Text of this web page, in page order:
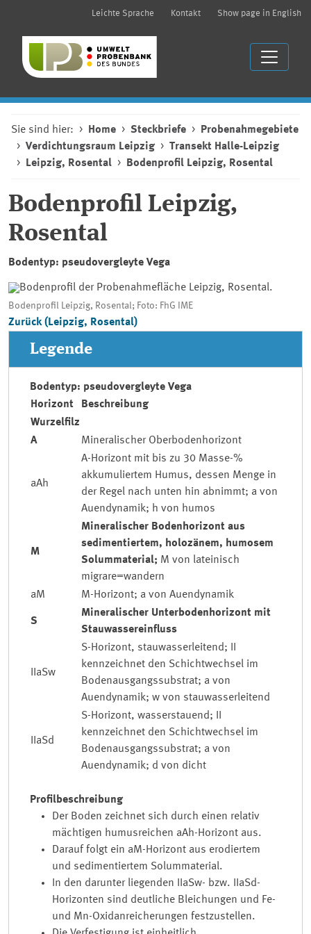
Leichte Sprache Kontakt Show page in English
Sie sind hier: Home Steckbriefe
Probenahmegebiete
Verdichtungsraum Leipzig
Transekt Halle-Leipzig
Leipzig, Rosental
Bodenprofil Leipzig, Rosental
Bodenprofil Leipzig,
Rosental
Bodentyp: pseudovergleyte Vega
Bodenprofil Leipzig, Rosental; Foto: FhG IME
Zurück (Leipzig, Rosental)
Legende
Bodentyp: pseudovergleyte Vega
Horizont
Beschreibung
Wurzelfilz
A
Mineralischer Oberbodenhorizont
aAh
A-Horizont mit bis zu 30 Masse-%
akkumuliertem Humus, dessen Menge in
der Regel nach unten hin abnimmt; a von
Auendynamik; h von humos
M
Mineralischer Bodenhorizont aus
sedimentiertem, holozänem, humosem
Solummaterial; M von lateinisch
migrare=wandern
aM
M-Horizont; a von Auendynamik
S
Mineralischer Unterbodenhorizont mit
Stauwassereinfluss
IIaSw
S-Horizont, stauwasserleitend; II
kennzeichnet den Schichtwechsel im
Bodenausgangssubstrat; a von
Auendynamik; w von stauwasserleitend
IIaSd
S-Horizont, wasserstauend; II
kennzeichnet den Schichtwechsel im
Bodenausgangssubstrat; a von
Auendynamik; d von dicht
Profilbeschreibung
Der Boden zeichnet sich durch einen relativ
mächtigen humusreichen aAh-Horizont aus.
Darauf folgt ein aM-Horizont aus erodiertem
und sedimentiertem Solummaterial.
In den darunter liegenden IIaSw- bzw. IIaSd-
Horizonten sind deutliche Bleichungen und Fe-
und Mn-Oxidanreicherungen festzustellen.